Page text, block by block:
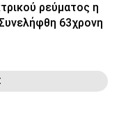
ρεύματος η
63χρονη